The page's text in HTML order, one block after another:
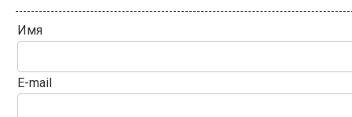
Имя
E-mail